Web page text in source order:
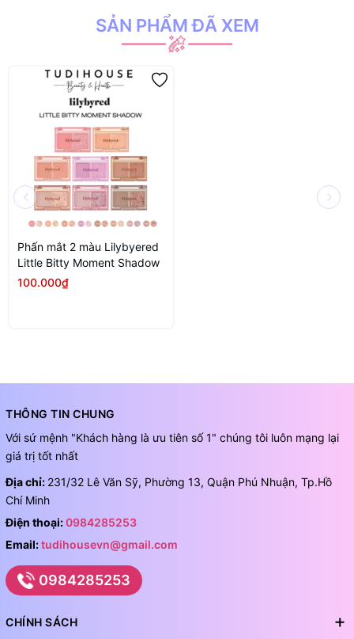
SẢN PHẨM ĐÃ XEM
Phấn mắt 2 màu Lilybyered
Little Bitty Moment Shadow
100.000₫
THÔNG TIN CHUNG
Với sứ mệnh "Khách hàng là ưu tiên số 1" chúng tôi luôn mạng lại
giá trị tốt nhất
Địa chỉ: 231/32 Lê Văn Sỹ, Phường 13, Quận Phú Nhuận, Tp.Hồ
Chí Minh
Điện thoại:0984285253
Email:tudihousevn@gmail.com
0984285253
CHÍNH SÁCH